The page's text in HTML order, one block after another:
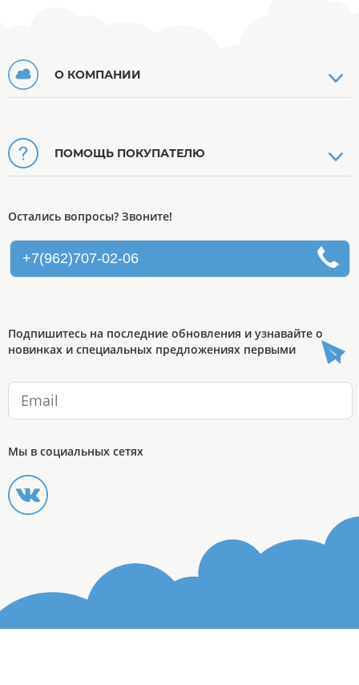
О КОМПАНИИ
ПОМОЩЬ ПОКУПАТЕЛЮ
Остались вопросы? Звоните!
+7(962)707-02-06
Подпишитесь на последние обновления и узнавайте о
новинках и специальных предложениях первыми
Мы в социальных сетях